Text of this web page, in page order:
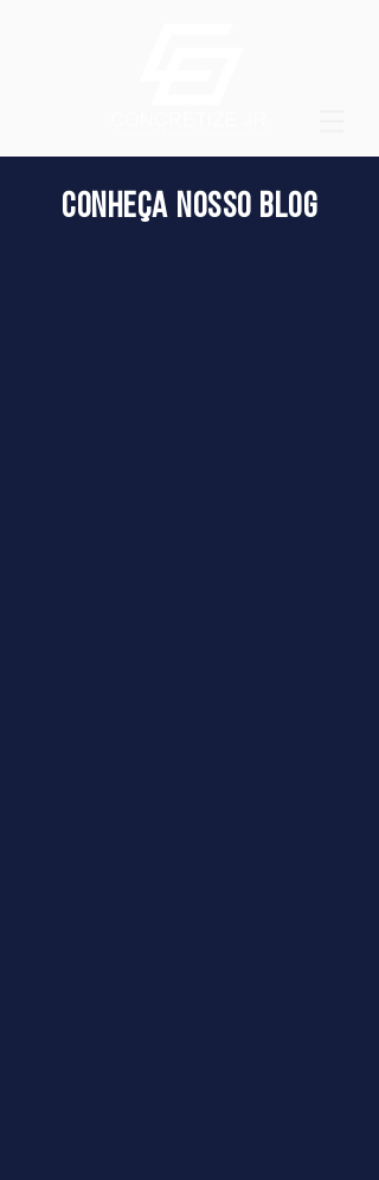
CONHEÇA NOSSO BLOG